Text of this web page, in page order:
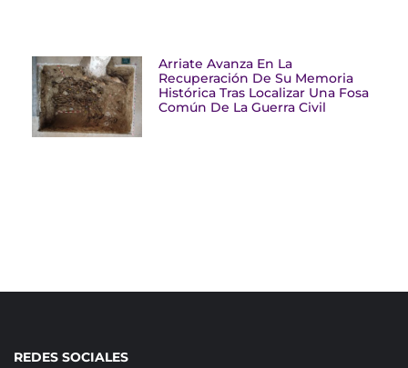
Arriate Avanza En La
Recuperación De Su Memoria
Histórica Tras Localizar Una Fosa
Común De La Guerra Civil
REDES SOCIALES